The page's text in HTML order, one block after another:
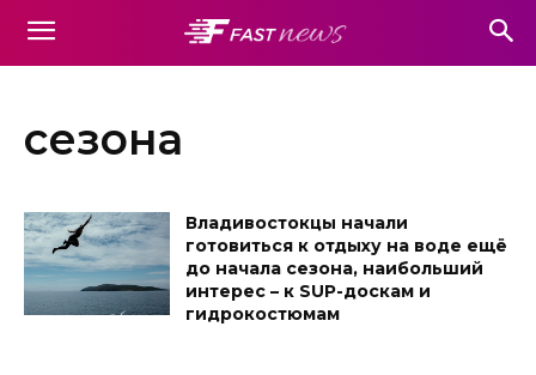
сезона
Владивостокцы начали
готовиться к отдыху на воде ещё
до начала сезона, наибольший
интерес – к SUP-доскам и
гидрокостюмам